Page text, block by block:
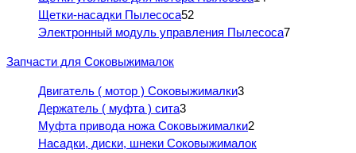
Щетки-насадки Пылесоса52
Электронный модуль управления Пылесоса7
Запчасти для Соковыжималок
Двигатель ( мотор ) Соковыжималки3
Держатель ( муфта ) сита3
Муфта привода ножа Соковыжималки2
Насадки, диски, шнеки Соковыжималок